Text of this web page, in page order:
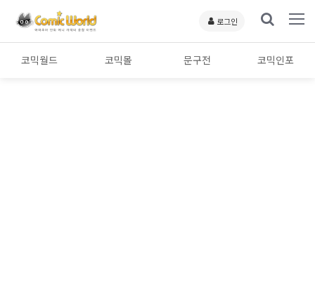
로그인
코믹월드 코믹몰 문구전 코믹인포